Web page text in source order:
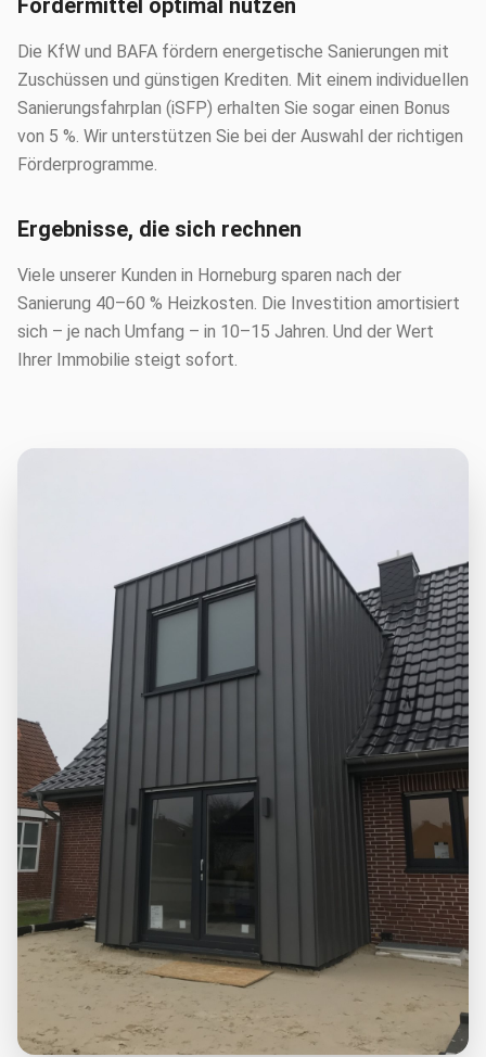
Fördermittel optimal nutzen
Die KfW und BAFA fördern energetische Sanierungen mit
Zuschüssen und günstigen Krediten. Mit einem individuellen
Sanierungsfahrplan (iSFP) erhalten Sie sogar einen Bonus
von 5 %. Wir unterstützen Sie bei der Auswahl der richtigen
Förderprogramme.
Ergebnisse, die sich rechnen
Viele unserer Kunden in Horneburg sparen nach der
Sanierung 40–60 % Heizkosten. Die Investition amortisiert
sich – je nach Umfang – in 10–15 Jahren. Und der Wert
Ihrer Immobilie steigt sofort.